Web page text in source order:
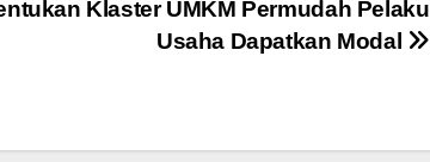
Klaster UMKM Permudah Pelaku
Usaha Dapatkan Modal